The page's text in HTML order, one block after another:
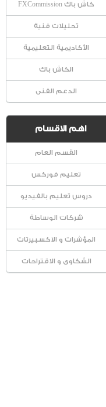
كاش باك FXCommission
تحليلات فنية
الأكاديمية التعليمية
الكاش باك
الدعم الفنى
اهم الاقسام
القسم العام
تعليم فوركس
دروس تعليم بالفيديو
شركات الوساطة
المؤشرات و الاكسبيرتات
الشكاوى و الاقتراحات